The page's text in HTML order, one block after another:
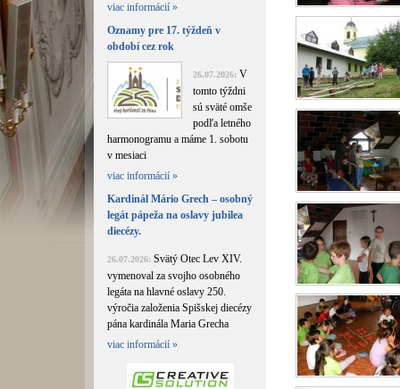
viac informácií »
Oznamy pre 17. týždeň v
období cez rok
26.07.2026: V
tomto týždni
sú sväté omše
podľa letného
harmonogramu a máme 1. sobotu
v mesiaci
viac informácií »
Kardinál Mário Grech – osobný
legát pápeža na oslavy jubilea
diecézy.
26.07.2026: Svätý Otec Lev XIV.
vymenoval za svojho osobného
legáta na hlavné oslavy 250.
výročia založenia Spišskej diecézy
pána kardinála Maria Grecha
viac informácií »